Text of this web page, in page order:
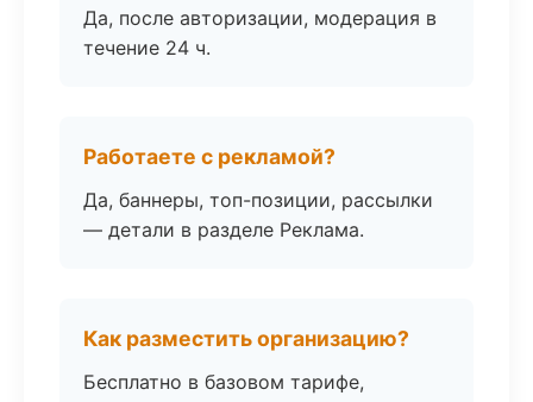
Да, после авторизации, модерация в
течение 24 ч.
Работаете с рекламой?
Да, баннеры, топ-позиции, рассылки
— детали в разделе Реклама.
Как разместить организацию?
Бесплатно в базовом тарифе,